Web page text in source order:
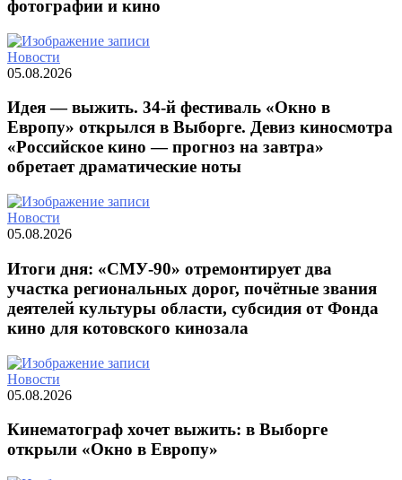
фотографии и кино
Новости
05.08.2026
Идея — выжить. 34-й фестиваль «Окно в
Европу» открылся в Выборге. Девиз киносмотра
«Российское кино — прогноз на завтра»
обретает драматические ноты
Новости
05.08.2026
Итоги дня: «СМУ-90» отремонтирует два
участка региональных дорог, почётные звания
деятелей культуры области, субсидия от Фонда
кино для котовского кинозала
Новости
05.08.2026
Кинематограф хочет выжить: в Выборге
открыли «Окно в Европу»